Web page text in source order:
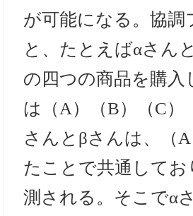
が可能になる。協
と、たとえばαさん
の四つの商品を購
は（A）（B）（C）
さんとβさんは、（
たことで共通して
測される。そこでα